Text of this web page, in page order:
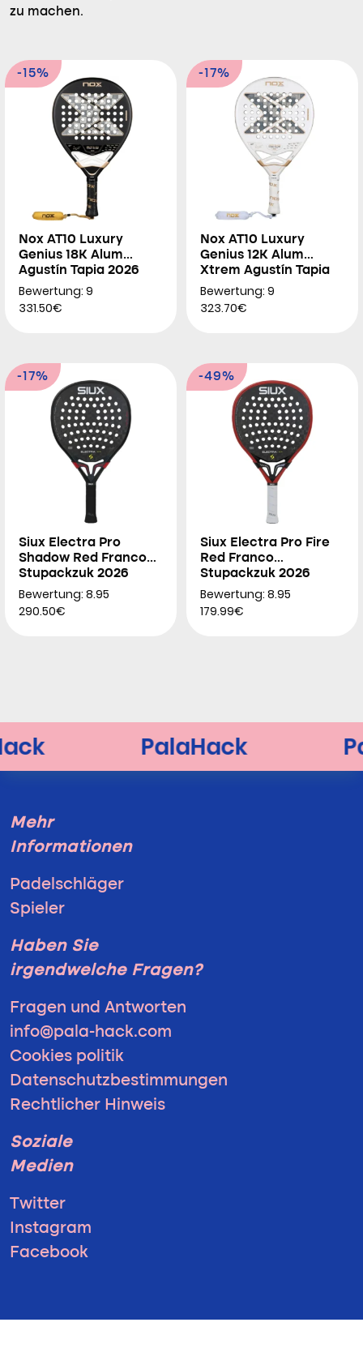
zu machen.
-15%
Nox AT10 Luxury
Genius 18K Alum
Agustín Tapia 2026
Bewertung: 9
331.50€
-17%
Nox AT10 Luxury
Genius 12K Alum
Xtrem Agustín Tapia
2026
Bewertung: 9
323.70€
-17%
Siux Electra Pro
Shadow Red Franco
Stupackzuk 2026
Bewertung: 8.95
290.50€
-49%
Siux Electra Pro Fire
Red Franco
Stupackzuk 2026
Bewertung: 8.95
179.99€
Mehr
Informationen
Padelschläger
Spieler
Haben Sie
irgendwelche Fragen?
Fragen und Antworten
info@pala-hack.com
Cookies politik
Datenschutzbestimmungen
Rechtlicher Hinweis
Soziale
Medien
Twitter
Instagram
Facebook